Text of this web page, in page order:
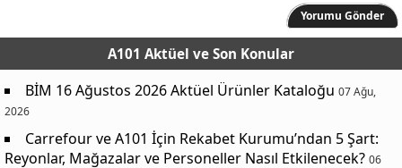
Yorumu Gönder
A101 Aktüel ve Son Konular
BİM 16 Ağustos 2026 Aktüel Ürünler Kataloğu 07 Ağu,
2026
Carrefour ve A101 İçin Rekabet Kurumu’ndan 5 Şart:
Reyonlar, Mağazalar ve Personeller Nasıl Etkilenecek? 06